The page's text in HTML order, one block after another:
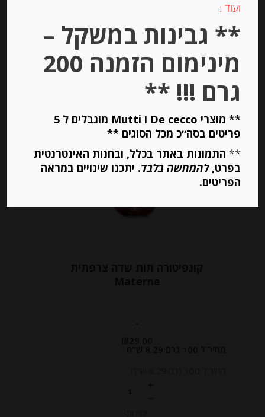
יחידות
הוספה לסל
-
ועוד :
** גבינות במשקל –
מינימום הזמנה 200
גרם !!! **
** מוצרי De cecco ו Mutti מוגבלים ל 5
פריטים בסה״כ מכל הסוגים **
** התמונות באתר בכלל, ובחנות האינטרנטית
בפרט,להמחשה בלבד. יתכנו שינויים במראה
הפריטים.